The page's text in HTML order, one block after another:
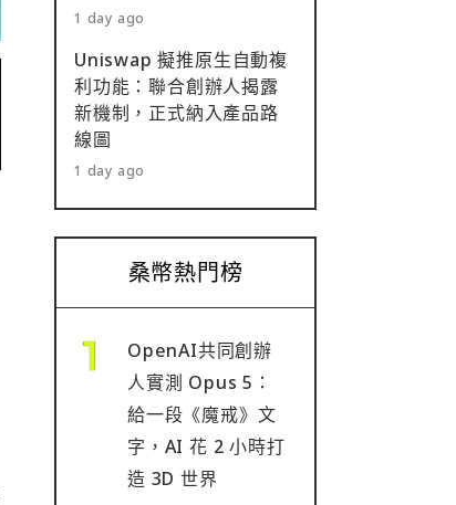
1 day ago
Uniswap 擬推原生自動複
利功能：聯合創辦人揭露
新機制，正式納入產品路
線圖
1 day ago
桑幣熱門榜
OpenAI共同創辦
人實測 Opus 5：
給一段《魔戒》文
字，AI 花 2 小時打
造 3D 世界